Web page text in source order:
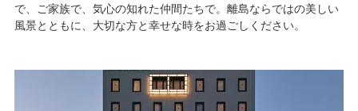
で、ご家族で、気心の知れた仲間たちで。離島ならではの美しい
風景とともに、大切な方と幸せな時をお過ごしください。